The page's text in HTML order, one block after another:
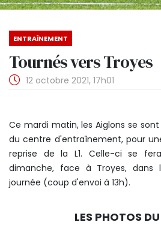
ENTRAÎNEMENT
Tournés vers Troyes
12 octobre 2021, 17h01
Ce mardi matin, les Aiglons se
du centre d'entraînement, pour
reprise de la L1. Celle-ci se
dimanche, face à Troyes, dans
journée (coup d'envoi à 13h).
LES PHOTOS